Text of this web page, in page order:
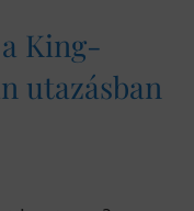
King-
utazásban